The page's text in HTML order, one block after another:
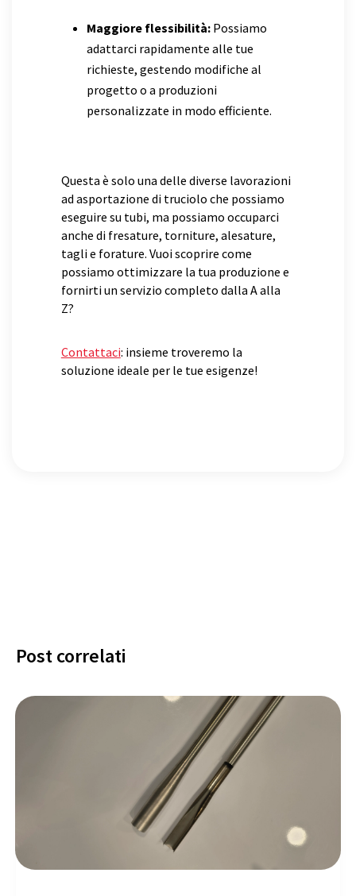
Maggiore flessibilità:Possiamo
adattarci rapidamente alle tue
richieste, gestendo modifiche al
progetto o a produzioni
personalizzate in modo efficiente.
Questa è solo una delle diverse lavorazioni
ad asportazione di truciolo che possiamo
eseguire su tubi, ma possiamo occuparci
anche di fresature, torniture, alesature,
tagli e forature. Vuoi scoprire come
possiamo ottimizzare la tua produzione e
fornirti un servizio completo dalla A alla
Z?
Contattaci: insieme troveremo la
soluzione ideale per le tue esigenze!
Post correlati